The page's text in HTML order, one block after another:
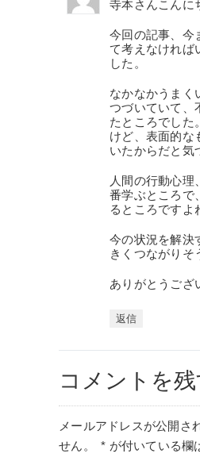
寺本さんこんに
今回の記事、今
て考えなければ
した。
なかなかうまく
つづいていて、
たところでした。
けど、表面的な
いたからだと気
人間の行動心理
番学ぶところで
るところですよ
今の状況を解決
きくつながりそ
ありがとうござ
返信
コメントを残
メールアドレスが公開さ
せん。
* が付いている欄